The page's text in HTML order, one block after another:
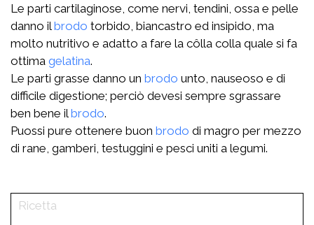
Le parti cartilaginose, come nervi, tendini, ossa e pelle
danno ilbrodo torbido, biancastro ed insipido, ma
molto nutritivo e adatto a fare la côlla colla quale si fa
ottima gelatina.
Le parti grasse danno un brodo unto, nauseoso e di
difficile digestione; perciò devesi sempre sgrassare
ben bene ilbrodo.
Puossi pure ottenere buon brodo di magro per mezzo
di rane, gamberi, testuggini e pesci uniti a legumi.